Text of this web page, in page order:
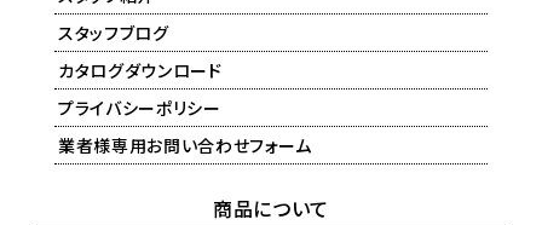
スタッフブログ
カタログダウンロード
プライバシーポリシー
業者様専用お問い合わせフォーム
商品について